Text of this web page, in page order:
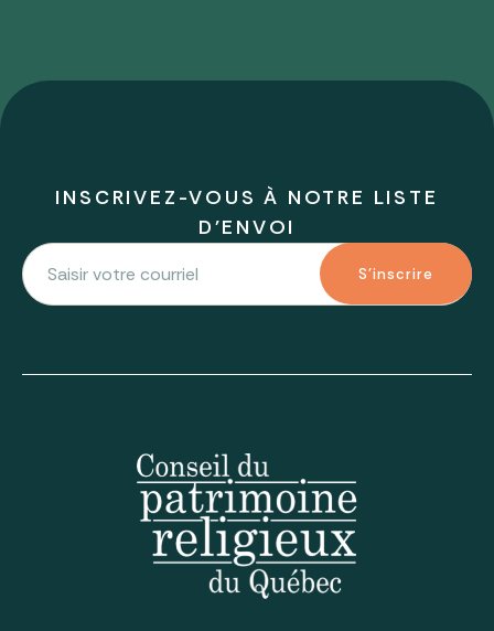
INSCRIVEZ-VOUS À NOTRE LISTE
D'ENVOI
S'inscrire